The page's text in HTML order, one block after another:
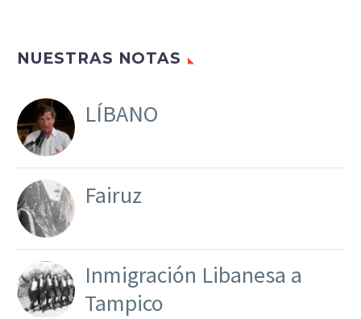
NUESTRAS NOTAS
LÍBANO
Fairuz
Inmigración Libanesa a
Tampico